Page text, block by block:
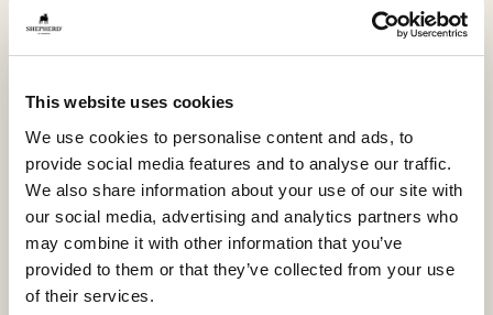
This website uses cookies
We use cookies to personalise content and ads, to
provide social media features and to analyse our traffic.
We also share information about your use of our site with
our social media, advertising and analytics partners who
may combine it with other information that you’ve
provided to them or that they’ve collected from your use
of their services.
https://returns.ingrid.com/shepherdofsweden
2. Returportalen
Følg instruktionerne og fuldfør processen.
3. Udskriv label eller gem QR-koden
Udskriv returlabelen, eller gem QR-koden, så du kan
scanne den på indleveringsstedet.